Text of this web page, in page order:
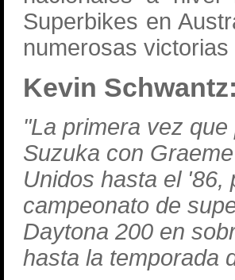
Superbikes en
numerosas
Kevin Schwantz:
"La primera vez
Suzuka con
Unidos hasta el '86,
campeonato de
Daytona 200 en
hasta la temporada